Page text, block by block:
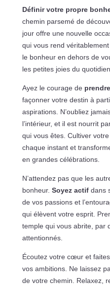
Définir votre propre
chemin parsemé de
jour offre une nouvelle
qui vous rend
le bonheur en dehors de
les petites joies du quotidien.
Ayez le courage de
façonner votre destin à
aspirations. N’oubliez
l’intérieur, et il est nourrit
qui vous êtes. Cultiver
chaque instant et
en grandes célébrations.
N’attendez pas que les
bonheur. Soyez actifdans
de vos passions et
qui élèvent votre esprit.
temple qui vous abrite, par
attentionnés.
Écoutez votre cœur et
vos ambitions. Ne laissez
de votre chemin. Relaxez,